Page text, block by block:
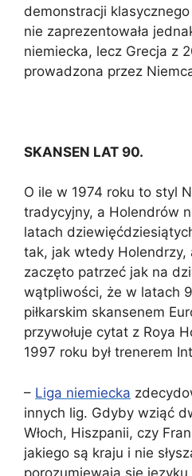
demonstracji
nie zaprezentowała
niemiecka, lecz Grecja z
prowadzona przez
SKANSEN LAT 90.
O ile w 1974 roku to styl
tradycyjny, a Holendrów
latach
tak, jak wtedy Holendrzy,
zaczęto patrzeć jak na
wątpliwości, że w latach
piłkarskim skansenem
przywołuje cytat z Roya
1997 roku był trenerem
– Liga niemiecka
innych lig. Gdyby wziąć
Włoch, Hiszpanii, czy
jakiego są kraju i nie
porozumiewają się